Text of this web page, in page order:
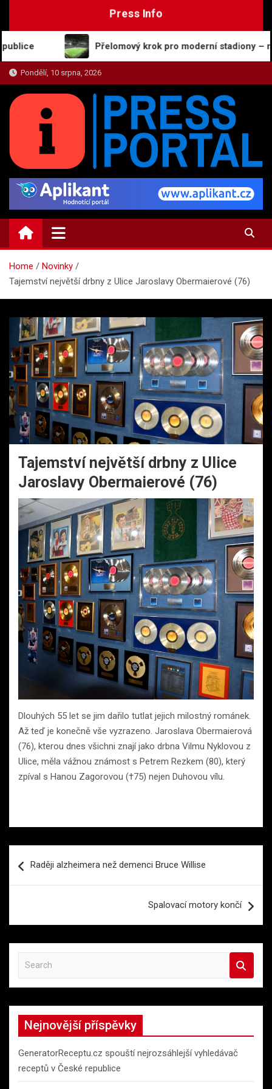
Press Info
Přelomový krok pro moderní stadiony – nové
Pondělí, 10 srpna, 2026
PRESS-PORTAL.CZ
Zajímavosti, názory a on-line zpravodajství
Home
Novinky
Tajemství největší drbny z Ulice Jaroslavy Obermaierové (76)
Tajemství největší drbny z Ulice
Jaroslavy Obermaierové (76)
Dlouhých 55 let se jim dařilo tutlat jejich milostný románek.
Až teď je konečně vše vyzrazeno. Jaroslava Obermaierová
(76), kterou dnes všichni znají jako drbna Vilmu Nyklovou z
Ulice, měla vážnou známost s Petrem Rezkem (80), který
zpíval s Hanou Zagorovou (†75) nejen Duhovou vílu.
proRaději alzheimera než demenci Bruce Willise
Spalovací motory končí
a
r
h
Nejnovější příspěvky
GeneratorReceptu.cz spouští nejrozsáhlejší vyhledávač
receptů v České republice